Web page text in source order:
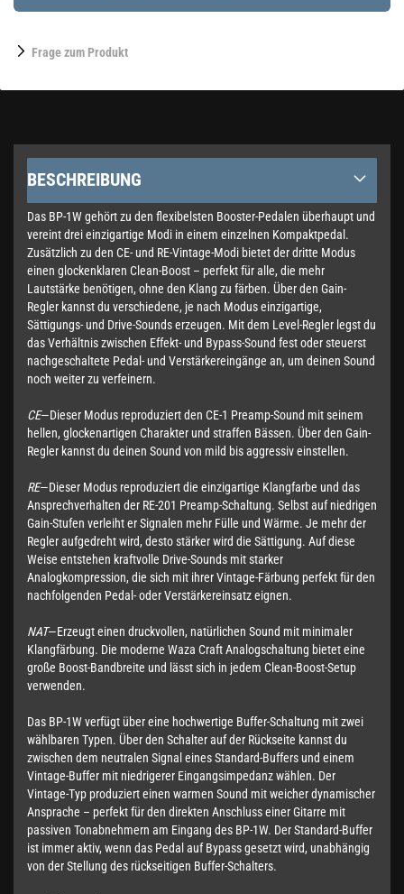
Frage zum Produkt
BESCHREIBUNG
Das BP-1W gehört zu den flexibelsten Booster-Pedalen überhaupt und
vereint drei einzigartige Modi in einem einzelnen Kompaktpedal.
Zusätzlich zu den CE- und RE-Vintage-Modi bietet der dritte Modus
einen glockenklaren Clean-Boost – perfekt für alle, die mehr
Lautstärke benötigen, ohne den Klang zu färben. Über den Gain-
Regler kannst du verschiedene, je nach Modus einzigartige,
Sättigungs- und Drive-Sounds erzeugen. Mit dem Level-Regler legst du
das Verhältnis zwischen Effekt- und Bypass-Sound fest oder steuerst
nachgeschaltete Pedal- und Verstärkereingänge an, um deinen Sound
noch weiter zu verfeinern.
CE—Dieser Modus reproduziert den CE-1 Preamp-Sound mit seinem
hellen, glockenartigen Charakter und straffen Bässen. Über den Gain-
Regler kannst du deinen Sound von mild bis aggressiv einstellen.
RE—Dieser Modus reproduziert die einzigartige Klangfarbe und das
Ansprechverhalten der RE-201 Preamp-Schaltung. Selbst auf niedrigen
Gain-Stufen verleiht er Signalen mehr Fülle und Wärme. Je mehr der
Regler aufgedreht wird, desto stärker wird die Sättigung. Auf diese
Weise entstehen kraftvolle Drive-Sounds mit starker
Analogkompression, die sich mit ihrer Vintage-Färbung perfekt für den
nachfolgenden Pedal- oder Verstärkereinsatz eignen.
NAT—Erzeugt einen druckvollen, natürlichen Sound mit minimaler
Klangfärbung. Die moderne Waza Craft Analogschaltung bietet eine
große Boost-Bandbreite und lässt sich in jedem Clean-Boost-Setup
verwenden.
Das BP-1W verfügt über eine hochwertige Buffer-Schaltung mit zwei
wählbaren Typen. Über den Schalter auf der Rückseite kannst du
zwischen dem neutralen Signal eines Standard-Buffers und einem
Vintage-Buffer mit niedrigerer Eingangsimpedanz wählen. Der
Vintage-Typ produziert einen warmen Sound mit weicher dynamischer
Ansprache – perfekt für den direkten Anschluss einer Gitarre mit
passiven Tonabnehmern am Eingang des BP-1W. Der Standard-Buffer
ist immer aktiv, wenn das Pedal auf Bypass gesetzt wird, unabhängig
von der Stellung des rückseitigen Buffer-Schalters.